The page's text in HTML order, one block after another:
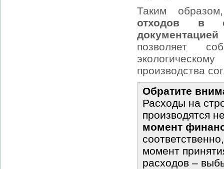
Таким
отходов в
документацией
позволяет
производства
Обратите
Расходы на
производятся
момент
момент
расходов –